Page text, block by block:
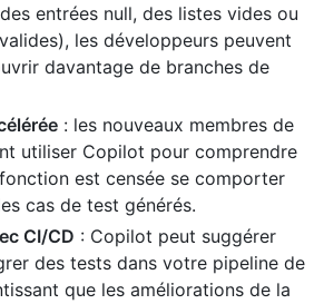
entrées null, des listes vides ou
les développeurs peuvent
davantage de branches de
: les nouveaux membres de
utiliser Copilot pour comprendre
est censée se comporter
cas de test générés.
CI/CD : Copilot peut suggérer
des tests dans votre pipeline de
que les améliorations de la